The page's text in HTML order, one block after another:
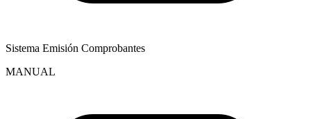
Sistema Emisión Comprobantes
MANUAL